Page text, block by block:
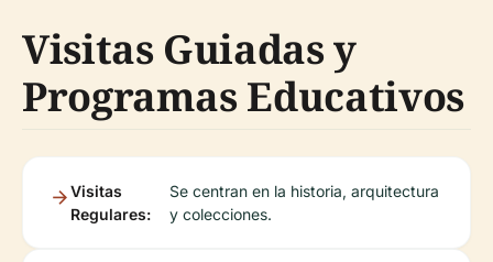
Visitas Guiadas y
Programas Educativos
Visitas
Regulares:
Se centran en la historia, arquitectura
y colecciones.